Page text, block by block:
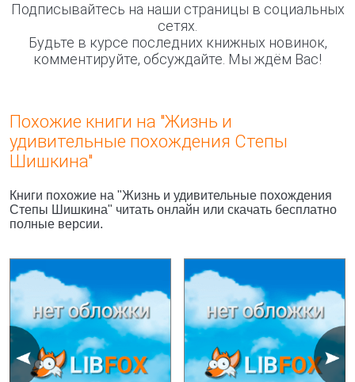
Подписывайтесь на наши страницы в социальных
сетях.
Будьте в курсе последних книжных новинок,
комментируйте, обсуждайте. Мы ждём Вас!
Похожие книги на "Жизнь и
удивительные похождения Степы
Шишкина"
Книги похожие на "Жизнь и удивительные похождения
Степы Шишкина" читать онлайн или скачать бесплатно
полные версии.